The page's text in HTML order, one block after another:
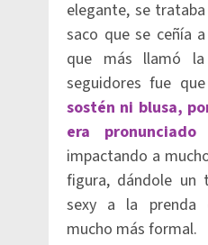
elegante, se
saco que se ceñía
que más llamó
seguidores fue que
sostén ni blusa,
era pronunciado
impactando a
figura, dándole un
sexy a la prenda
mucho más formal.